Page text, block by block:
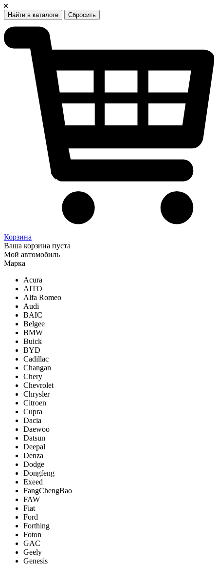
Найти в каталоге Сбросить
Корзина
Ваша корзина пуста
Мой автомобиль
Марка
Acura
AITO
Alfa Romeo
Audi
BAIC
Belgee
BMW
Buick
BYD
Cadillac
Changan
Chery
Chevrolet
Chrysler
Citroen
Cupra
Dacia
Daewoo
Datsun
Deepal
Denza
Dodge
Dongfeng
Exeed
FangChengBao
FAW
Fiat
Ford
Forthing
Foton
GAC
Geely
Genesis